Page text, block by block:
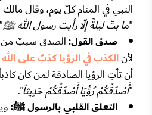
النبي في المنام كلّ يوم، وقال مالك
"ما بتّ ليلةً إلّا رأيت رسول الله ﷺ
صدق القول:الصدق سببٌ من
لأنالكذب في الرؤيا كذبٌ على الله
أن تأتِ الرؤيا الصادقة لمن كان
"أَصْدَقُكُمْ رُؤْيَا أَصْدَقُكُمْ حَدِيثاً".
التعلق القلبي بالرسول ﷺ: